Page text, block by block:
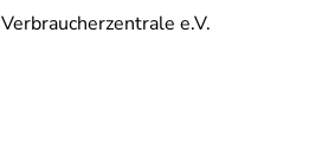
Verbraucherzentrale e.V.